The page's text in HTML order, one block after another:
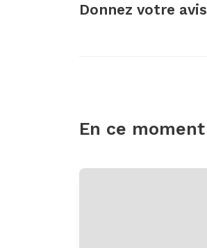
Donnez votre avis
En ce moment